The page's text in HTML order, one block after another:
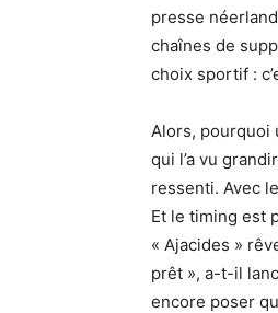
presse
chaînes de
choix sportif :
Alors, pourquoi
qui l’a vu
ressenti. Avec
Et le timing est
« Ajacides »
prêt », a-t-il
encore poser